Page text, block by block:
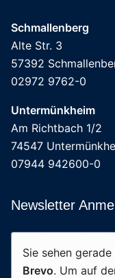
Schmallenberg
Alte Str. 3
57392
02972 9762-0
Untermünkheim
Am Richtbach 1/2
74547
07944 942600-0
Newsletter
Sie sehen
Brevo. Um auf